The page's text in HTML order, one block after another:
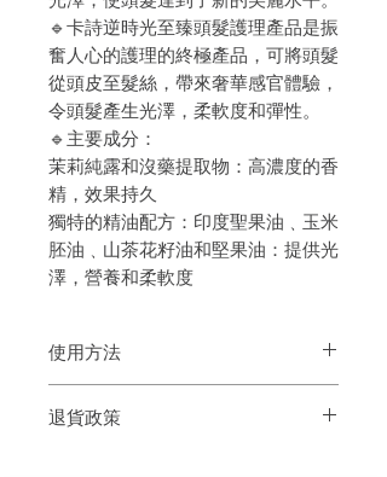
🔹卡詩逆時光至臻頭髮護理產品是振
奮人心的護理的終極產品，可將頭髮
從頭皮至髮絲，帶來奢華感官體驗，
令頭髮產生光澤，柔軟度和彈性。
🔹 主要成分：
茉莉純露和沒藥提取物：高濃度的香
精，效果持久
獨特的精油配方：印度聖果油﹑玉米
胚油﹑山茶花籽油和堅果油：提供光
澤，營養和柔軟度
使用方法
於手心微微加溫後塗於頭髮2/3位置。
退貨政策